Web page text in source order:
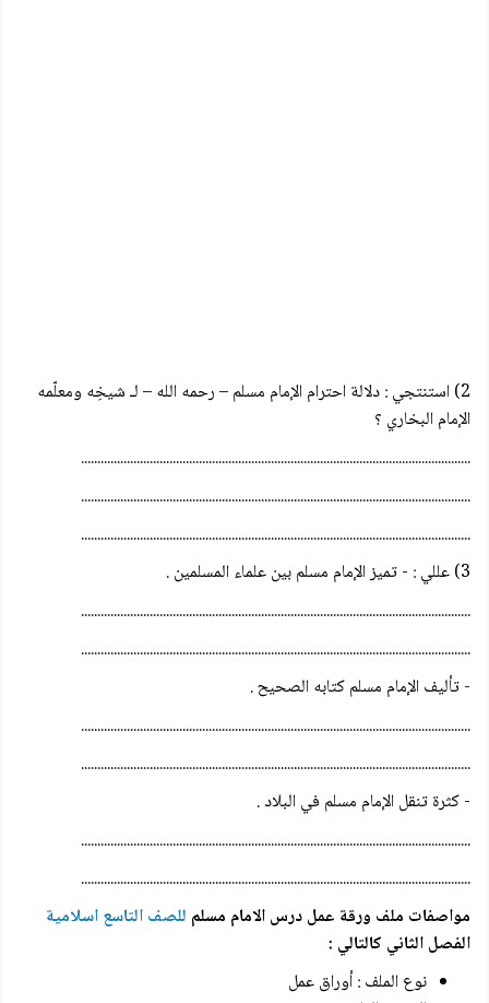
2) استنتجي : دلالة احترام الإمام مسلم – رحمه الله – لـ شيخِه ومعلّمه
الإمام البخاري ؟
.......................................................................................................................
.......................................................................................................................
.......................................................................................................................
3) عللي : - تميز الإمام مسلم بين علماء المسلمين .
.......................................................................................................................
.......................................................................................................................
- تأليف الإمام مسلم كتابه الصحيح .
.......................................................................................................................
.......................................................................................................................
- كثرة تنقل الإمام مسلم في البلاد .
.......................................................................................................................
.......................................................................................................................
مواصفات ملف ورقة عمل درس الامام مسلم للصف التاسع اسلامية
الفصل الثاني كالتالي :
نوع الملف : أوراق عمل